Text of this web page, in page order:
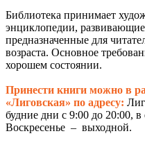
Библиотека принимает
энциклопедии,
предназначенные для
возраста. Основное
хорошем состоянии.
Принести книги можно в
«Лиговская» по адресу:
будние дни с 9:00 до 20:00, в
Воскресенье – выходной.